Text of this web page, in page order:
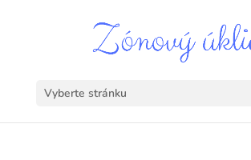
Vyberte stránku